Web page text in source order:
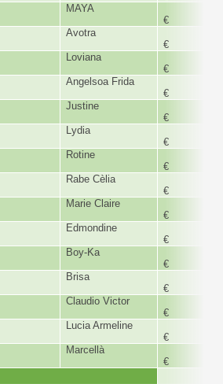
MAYA
€
Avotra
€
Loviana
€
Angelsoa Frida
€
Justine
€
Lydia
€
Rotine
€
Rabe Cèlia
€
Marie Claire
€
Edmondine
€
Boy-Ka
€
Brisa
€
Claudio Victor
€
Lucia Armeline
€
Marcellà
€